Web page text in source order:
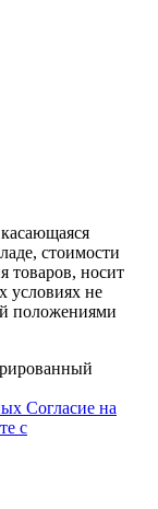
стоимости
товаров, носит
условиях не
положениями
Согласие на
с